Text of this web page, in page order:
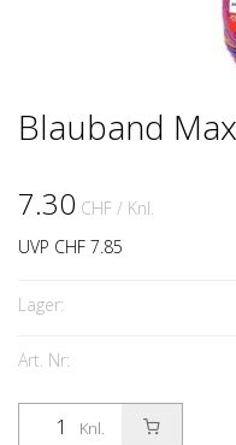
Blauband
7.30 CHF / Knl.
UVP CHF 7.85
Lager:
Art. Nr:
Knl.